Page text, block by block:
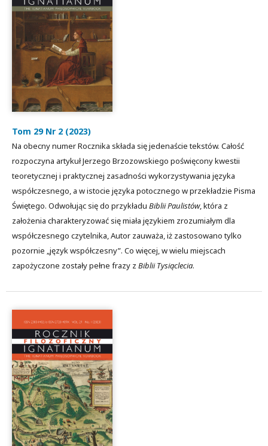
Tom 29 Nr 2 (2023)
Na obecny numer Rocznika składa się jedenaście tekstów. Całość
rozpoczyna artykuł Jerzego Brzozowskiego poświęcony kwestii
teoretycznej i praktycznej zasadności wykorzystywania języka
współczesnego, a w istocie języka potocznego w przekładzie Pisma
Świętego. Odwołując się do przykładu Biblii Paulistów, która z
założenia charakteryzować się miała językiem zrozumiałym dla
współczesnego czytelnika, Autor zauważa, iż zastosowano tylko
pozornie „język współczesny”. Co więcej, w wielu miejscach
zapożyczone zostały pełne frazy z Biblii Tysiąclecia.